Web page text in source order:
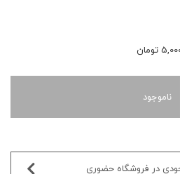
ناموجود
در فروشگاه حضوری‌